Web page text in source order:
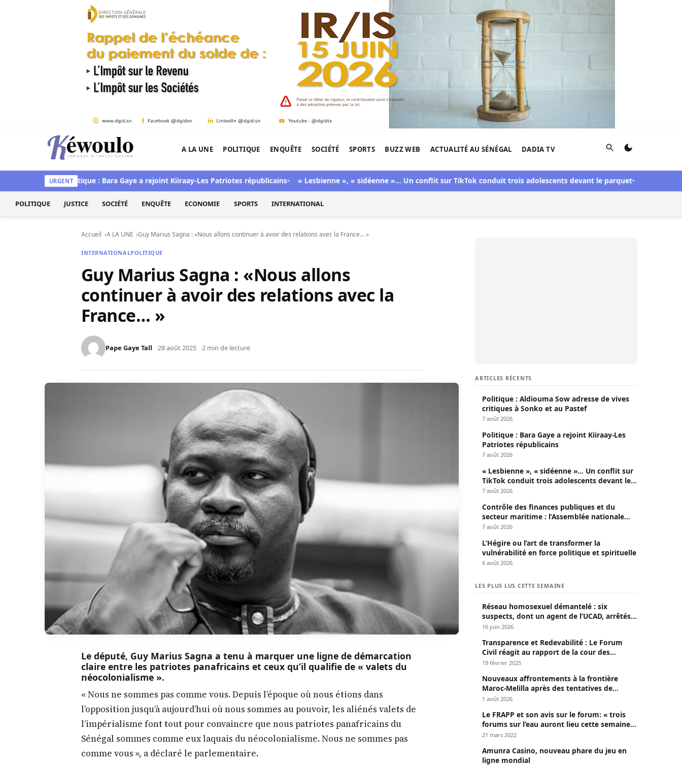
Aller au contenu
Kéwoulo, le premier site d'information et d'investigation de l'Afrique.
A LA UNE POLITIQUE ENQUÊTE SOCIÉTÉ SPORTS BUZZ WEB ACTUALITÉ AU SÉNÉGAL DADIA TV Rechercher
URGENT
Politique : Bara Gaye a rejoint Kiiraay-Les Patriotes républicains « Lesbienne », « sidéenne »… Un conflit sur TikTok conduit trois adolescents devant le parquet Contrôle des
POLITIQUE JUSTICE SOCIÉTÉ ENQUÊTE ECONOMIE SPORTS INTERNATIONAL
Accueil A LA UNE Guy Marius Sagna : «Nous allons continuer à avoir des relations avec la France… »
INTERNATIONALPOLITIQUE
Guy Marius Sagna : «Nous allons
continuer à avoir des relations avec la
France… »
Pape Gaye Tall 28 août 2025 2 min de lecture
Le député, Guy Marius Sagna a tenu à marquer une ligne de démarcation
claire entre les patriotes panafricains et ceux qu’il qualifie de « valets du
néocolonialisme ».
« Nous ne sommes pas comme vous. Depuis l’époque où nous étions dans
l’opposition jusqu’à aujourd’hui où nous sommes au pouvoir, les aliénés valets de
l’impérialisme font tout pour convaincre que nous patriotes panafricains du
Sénégal sommes comme eux laquais du néocolonialisme. Nous ne sommes pas
comme vous », a déclaré le parlementaire.
ARTICLES RÉCENTS
Politique : Aldiouma Sow adresse de vives
critiques à Sonko et au Pastef
7 août 2026
Politique : Bara Gaye a rejoint Kiiraay-Les
Patriotes républicains
7 août 2026
« Lesbienne », « sidéenne »… Un conflit sur
TikTok conduit trois adolescents devant le
parquet
7 août 2026
Contrôle des finances publiques et du
secteur maritime : l’Assemblée nationale
convoque une session extraordinaire
7 août 2026
L’Hégire ou l’art de transformer la
vulnérabilité en force politique et spirituelle
6 août 2026
LES PLUS LUS CETTE SEMAINE
Réseau homosexuel démantelé : six
suspects, dont un agent de l’UCAD, arrêtés à
Keur Massar ; l’un avoue avoir propagé le
16 juin 2026
Transparence et Redevabilité : Le Forum
Civil réagit au rapport de la cour des
comptes
19 février 2025
Nouveaux affrontements à la frontière
Maroc-Melilla après des tentatives de
passage
1 août 2026
Le FRAPP et son avis sur le forum: « trois
forums sur l’eau auront lieu cette semaine à
Dakar »
21 mars 2022
Amunra Casino, nouveau phare du jeu en
ligne mondial